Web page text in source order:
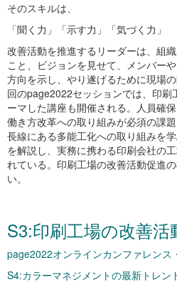
そのスキルは、
「聞く力」「示す力」「気づく力」
改善活動を推進するリーダーは、組
こと、ビジョンを見せて、メンバー
方向を示し、やり遂げるために現場
回のpage2022セッションでは、印
ーマした講座も開催される。人員確
働き方改革への取り組みが必須の課
長線にある多能工化への取り組みを
を解説し、実務に携わる印刷会社の
れている。印刷工場の改善活動促進
い。
S3:印刷工場の改善
page2022オンラインカンファレンス
S4:カラーマネジメントの最新トレン